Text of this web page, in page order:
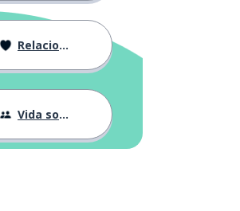
Relaciones
Vida social